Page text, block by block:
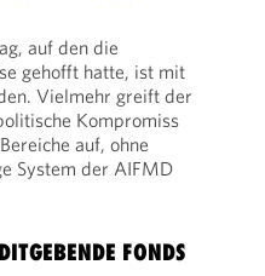
auf den die
gehofft hatte, ist mit
Vielmehr greift der
Kompromiss
auf, ohne
System der AIFMD
FONDS